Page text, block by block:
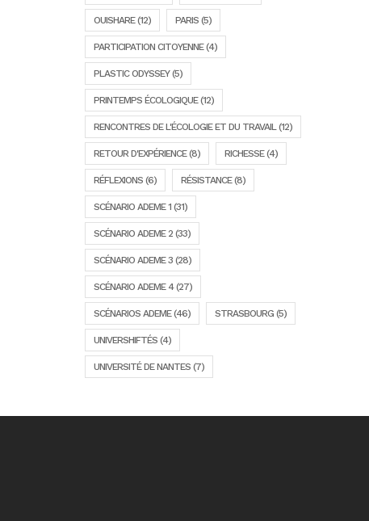
OUISHARE(12) PARIS (5)
PARTICIPATION CITOYENNE(4)
PLASTIC ODYSSEY(5)
PRINTEMPS ÉCOLOGIQUE(12)
RENCONTRES DE L'ÉCOLOGIE ET DU TRAVAIL(12)
RETOUR D'EXPÉRIENCE(8) RICHESSE(4)
RÉFLEXIONS (6) RÉSISTANCE(8)
SCÉNARIO ADEME 1 (31)
SCÉNARIO ADEME 2 (33)
SCÉNARIO ADEME 3 (28)
SCÉNARIO ADEME 4(27)
SCÉNARIOS ADEME(46) STRASBOURG (5)
UNIVERSHIFTÉS (4)
UNIVERSITÉ DE NANTES (7)